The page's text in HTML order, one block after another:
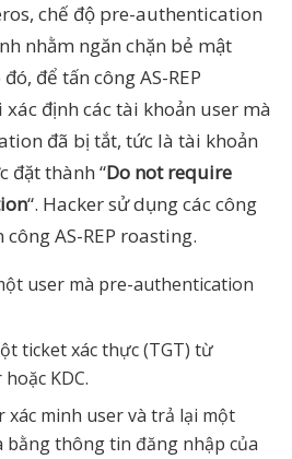
chế độ pre-authentication
nhằm ngăn chặn bẻ mật
để tấn công AS-REP
định các tài khoản user mà
đã bị tắt, tức là tài khoản
đặt thành “Do not require
“. Hacker sử dụng các công
AS-REP roasting.
user mà pre-authentication
ticket xác thực (TGT) từ
KDC.
xác minh user và trả lại một
bằng thông tin đăng nhập của